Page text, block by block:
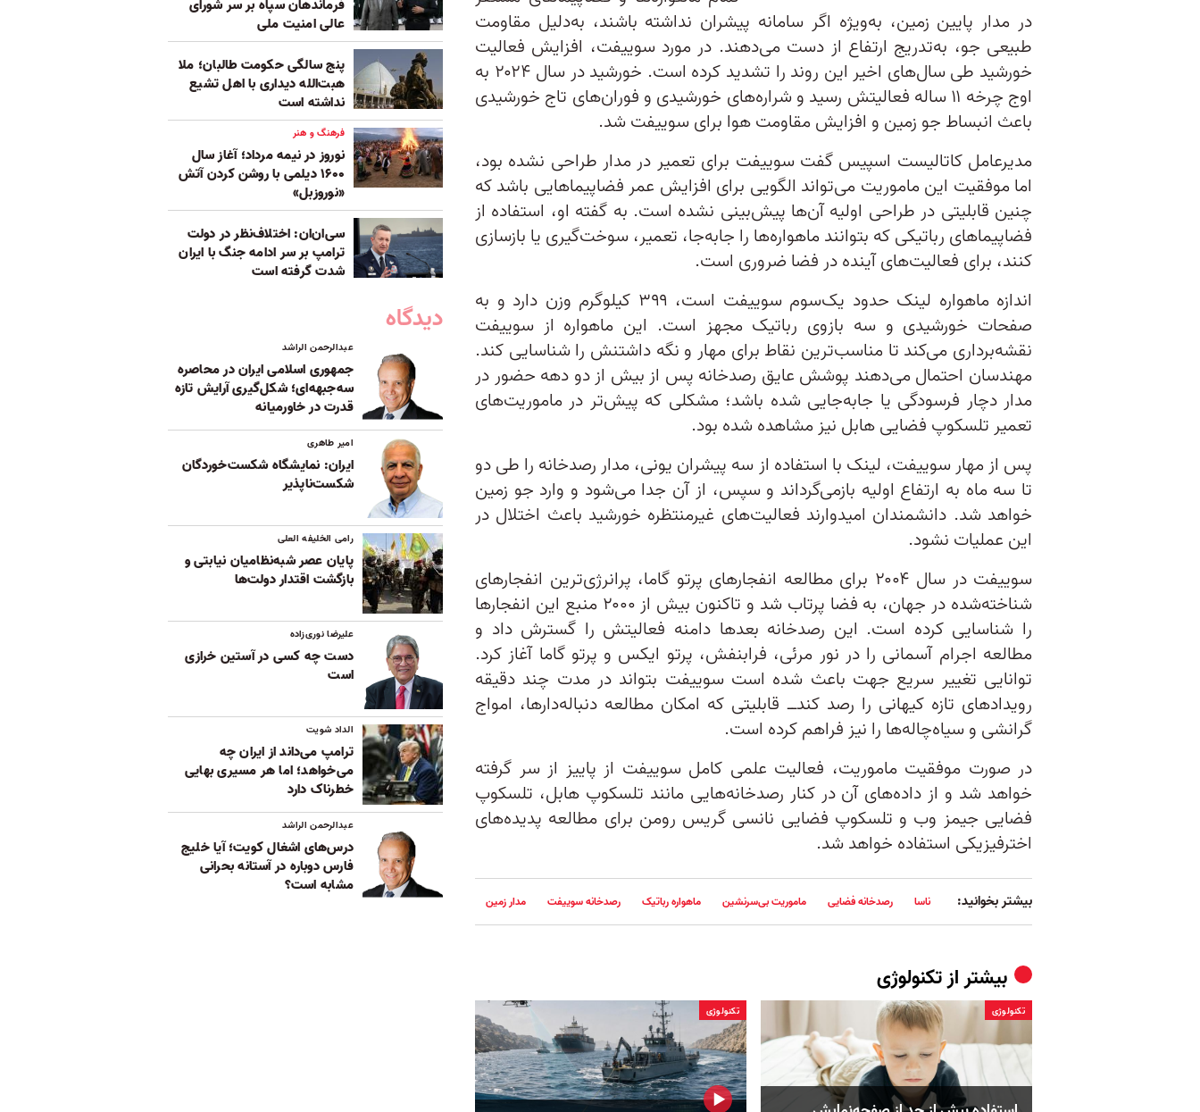
در مدار پایین زمین، به‌ویژه اگر سامانه پیشران نداشته باشند، به‌دلیل مقاومت
طبیعی جو، به‌تدریج ارتفاع از دست می‌دهند. در مورد سوییفت، افزایش فعالیت
خورشید طی سال‌های اخیر این روند را تشدید کرده است. خورشید در سال ۲۰۲۴ به
اوج چرخه ۱۱ ساله فعالیتش رسید و شراره‌های خورشیدی و فوران‌های تاج خورشیدی
باعث انبساط جو زمین و افزایش مقاومت هوا برای سوییفت شد.
مدیرعامل کاتالیست اسپیس گفت سوییفت برای تعمیر در مدار طراحی نشده بود،
اما موفقیت این ماموریت می‌تواند الگویی برای افزایش عمر فضاپیماهایی باشد که
چنین قابلیتی در طراحی اولیه آن‌ها پیش‌بینی نشده است. به گفته او، استفاده از
فضاپیماهای رباتیکی که بتوانند ماهواره‌ها را جابه‌جا، تعمیر، سوخت‌گیری یا بازسازی
کنند، برای فعالیت‌های آینده در فضا ضروری است.
اندازه ماهواره لینک حدود یک‌سوم سوییفت است، ۳۹۹ کیلوگرم وزن دارد و به
صفحات خورشیدی و سه بازوی رباتیک مجهز است. این ماهواره از سوییفت
نقشه‌برداری می‌کند تا مناسب‌ترین نقاط برای مهار و نگه داشتنش را شناسایی کند.
مهندسان احتمال می‌دهند پوشش عایق رصدخانه پس از بیش از دو دهه حضور در
مدار دچار فرسودگی یا جابه‌جایی شده باشد؛ مشکلی که پیش‌تر در ماموریت‌های
تعمیر تلسکوپ فضایی هابل نیز مشاهده شده بود.
پس از مهار سوییفت، لینک با استفاده از سه پیشران یونی، مدار رصدخانه را طی دو
تا سه ماه به ارتفاع اولیه بازمی‌گرداند و سپس، از آن جدا می‌شود و وارد جو زمین
خواهد شد. دانشمندان امیدوارند فعالیت‌های غیرمنتظره خورشید باعث اختلال در
این عملیات نشود.
سوییفت در سال ۲۰۰۴ برای مطالعه انفجارهای پرتو گاما، پرانرژی‌ترین انفجارهای
شناخته‌شده در جهان، به فضا پرتاب شد و تاکنون بیش از ۲۰۰۰ منبع این انفجارها
را شناسایی کرده است. این رصدخانه بعدها دامنه فعالیتش را گسترش داد و
مطالعه اجرام آسمانی را در نور مرئی، فرابنفش، پرتو ایکس و پرتو گاما آغاز کرد.
توانایی تغییر سریع جهت باعث شده است سوییفت بتواند در مدت چند دقیقه
رویدادهای تازه کیهانی را رصد کندــ قابلیتی که امکان مطالعه دنباله‌دارها، امواج
گرانشی و سیاه‌چاله‌ها را نیز فراهم کرده است.
در صورت موفقیت ماموریت، فعالیت علمی کامل سوییفت از پاییز از سر گرفته
خواهد شد و از داده‌های آن در کنار رصدخانه‌هایی مانند تلسکوپ هابل، تلسکوپ
فضایی جیمز وب و تلسکوپ فضایی نانسی گریس رومن برای مطالعه پدیده‌های
اخترفیزیکی استفاده خواهد شد.
بیشتر بخوانید: ناسا رصدخانه فضایی ماموریت بی‌سرنشین ماهواره رباتیک رصدخانه سوییفت مدار زمین
بیشتر ازتکنولوژی
تکنولوژی تکنولوژی
فرماندهان سپاه بر سر شورای
عالی امنیت ملی
پنج‌ سالگی حکومت طالبان؛ ملا
هبت‌الله دیداری با اهل تشیع
نداشته است
فرهنگ و هنر
نوروز در نیمه مرداد؛ آغاز سال
۱۶۰۰ دیلمی با روشن کردن آتش
«نوروزبل»
سی‌ان‌ان: اختلاف‌نظر در دولت
ترامپ بر سر ادامه جنگ با ایران
شدت گرفته است
دیدگاه
عبدالرحمن الراشد
جمهوری اسلامی ایران در محاصره
سه‌جبهه‌ای؛ شکل‌گیری آرایش تازه
قدرت در خاورمیانه
امیر طاهری
ایران: نمایشگاه شکست‌خوردگان
شکست‌ناپذیر
رامی الخلیفه العلی
پایان عصر شبه‌نظامیان نیابتی و
بازگشت اقتدار دولت‌ها
علیرضا نوری‌زاده
دست چه کسی در آستین خرازی
است
الداد شویت
ترامپ می‌داند از ایران چه
می‌خواهد؛ اما هر مسیری بهایی
خطرناک دارد
عبدالرحمن الراشد
درس‌های اشغال کویت؛ آیا خلیج
فارس دوباره در آستانه بحرانی
مشابه است؟